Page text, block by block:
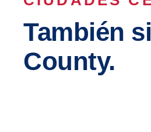
También
County.